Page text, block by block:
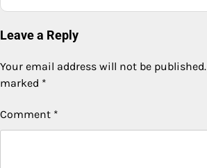
Leave a Reply
Your email address will not be published.
marked *
Comment *